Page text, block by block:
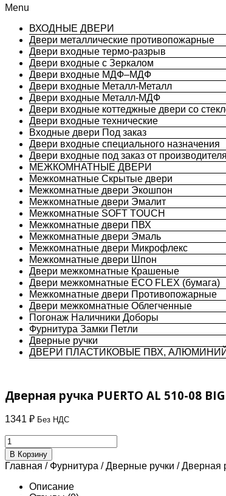
Menu
ВХОДНЫЕ ДВЕРИ
Двери металлические противопожарные
Двери входные термо-разрыв
Двери входные с Зеркалом
Двери входные МДФ–МДФ
Двери входные Металл-Металл
Двери входные Металл-МДФ
Двери входные коттеджные двери со
Двери входные технические
Входные двери Под заказ
Двери входные специального назначения
Двери входные под заказ от производителя
МЕЖКОМНАТНЫЕ ДВЕРИ
Межкомнатные Скрытые двери
Межкомнатные двери Экошпон
Межкомнатные двери Эмалит
Межкомнатные SOFT TOUCH
Межкомнатные двери ПВХ
Межкомнатные двери Эмаль
Межкомнатные двери Микрофлекс
Межкомнатные двери Шпон
Двери межкомнатные Крашеные
Двери межкомнатные ECO FLEX (бумага)
Межкомнатные двери Противопожарные
Двери межкомнатные Облегченные
Погонаж Наличники Доборы
Фурнитура Замки Петли
Дверные ручки
ДВЕРИ ПЛАСТИКОВЫЕ ПВХ, АЛЮМИНИЙ
Дверная ручка PUERTO AL 510-08
1341 ₽ Без НДС
Количество
товара
Дверная
ручка
PUERTO
В Корзину
Главная / Фурнитура /Дверные ручки / Дверная
Описание